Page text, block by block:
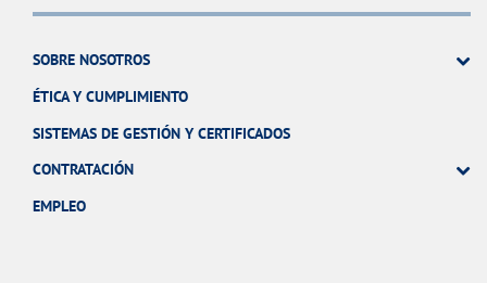
SOBRE NOSOTROS
ÉTICA Y CUMPLIMIENTO
SISTEMAS DE GESTIÓN Y CERTIFICADOS
CONTRATACIÓN
EMPLEO